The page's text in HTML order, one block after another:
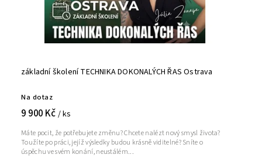
základní školení TECHNIKA DOKONALÝCH ŘAS Ostrava
Na dotaz
9 900 Kč / ks
Máte pocit, že potřebujete změnu? Chcete nalézt nový smysl života?
Toužíte po práci, jejíž výsledky budou krásně viditelné? Sníte o
úspěchu ve svém konání, neustálém...